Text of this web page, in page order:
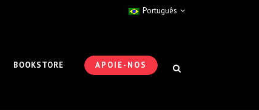
Português
APOIE-NOS
BOOKSTORE